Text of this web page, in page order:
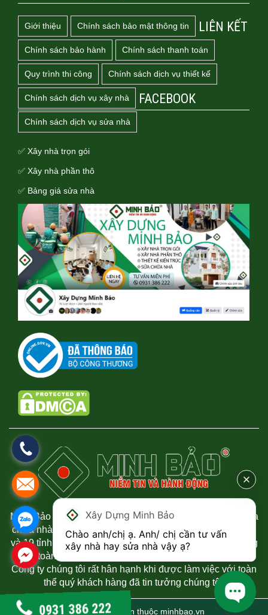
Giới thiệu Chính sách bảo mật thông tin
Chính sách bảo hành Chính sách thanh toán
Quy trình thi công Chính sách dịch vụ thiết kế
Chính sách dịch vụ xây nhà
Chính sách dịch vụ sửa nhà
✅ Xây nhà trọn gói
✅ Xây nhà phần thô
✅ Bảng giá sửa nhà
LIÊN KẾT
FACEBOOK
Minh Bảo chuyên thi công xây dựng nhà phố, biệt thự, sửa
chữa nhà uy tín và chất lượng tại Thành phố Hồ Chí Minh
và 19 tỉnh phía Nam. Chúng tôi luôn mang đến sự hài lòng
đến toàn thể quý khách hàng đã tin tưởng đến công ty.
Công ty chúng tôi rất hân hạnh khi được làm việc với toàn
thể quý khách hàng đã tin tưởng chúng tôi.
© 2021 Bản quyền thuộc minhbao.vn
0931 386 222
Xây Dựng Minh Bảo
Chào anh/chị ạ. Anh/ chị cần tư vấn
xây nhà hay sửa nhà vậy ạ?